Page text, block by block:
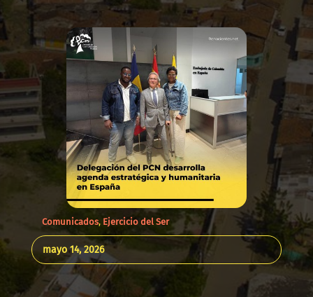
Comunicados, Ejercicio del Ser
mayo 14, 2026